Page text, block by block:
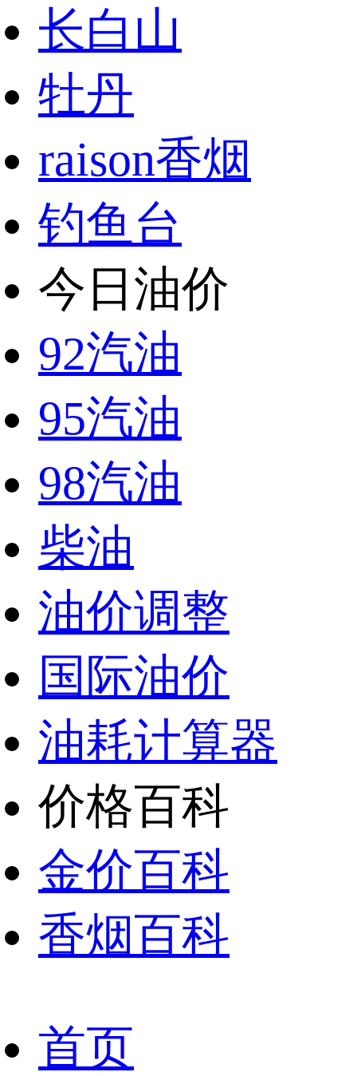
长白山
牡丹
raison香烟
钓鱼台
今日油价
92汽油
95汽油
98汽油
柴油
油价调整
国际油价
油耗计算器
价格百科
金价百科
香烟百科
首页